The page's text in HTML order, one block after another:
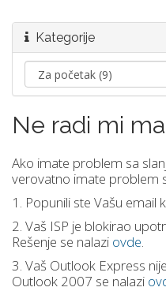
Kategorije
Ne radi mi
Ako imate problem sa
verovatno imate problem
1. Popunili ste Vašu email
2. Vaš ISP je blokirao
Rešenje se nalazi ovde.
3. Vaš Outlook Express
Outlook 2007 se nalazi